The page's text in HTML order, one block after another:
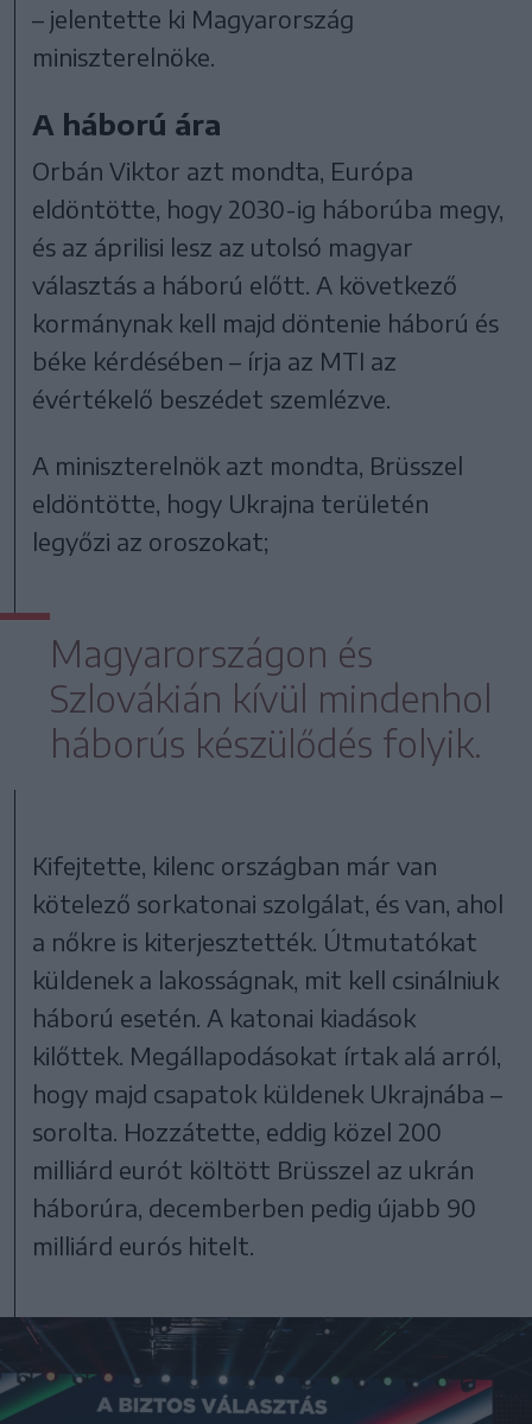
– jelentette ki Magyarország
miniszterelnöke.
A háború ára
Orbán Viktor azt mondta, Európa
eldöntötte, hogy 2030-ig háborúba megy,
és az áprilisi lesz az utolsó magyar
választás a háború előtt. A következő
kormánynak kell majd döntenie háború és
béke kérdésében – írja az MTI az
évértékelő beszédet szemlézve.
A miniszterelnök azt mondta, Brüsszel
eldöntötte, hogy Ukrajna területén
legyőzi az oroszokat;
Magyarországon és
Szlovákián kívül mindenhol
háborús készülődés folyik.
Kifejtette, kilenc országban már van
kötelező sorkatonai szolgálat, és van, ahol
a nőkre is kiterjesztették. Útmutatókat
küldenek a lakosságnak, mit kell csinálniuk
háború esetén. A katonai kiadások
kilőttek. Megállapodásokat írtak alá arról,
hogy majd csapatok küldenek Ukrajnába –
sorolta. Hozzátette, eddig közel 200
milliárd eurót költött Brüsszel az ukrán
háborúra, decemberben pedig újabb 90
milliárd eurós hitelt.